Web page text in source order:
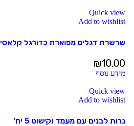
Quick view
Add to wishlist
שרשרת דגלים מפוארת כדורגל קלאסי
₪10.00
מידע נוסף
Quick view
Add to wishlist
נרות לבנים עם מעמד וקישוט 5 יח’